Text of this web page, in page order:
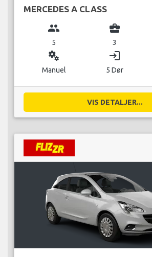
MERCEDES A CLASS
group
5
business_center
3
miscellaneous_services
Manuel
login
5 Dør
VIS DETALJER...